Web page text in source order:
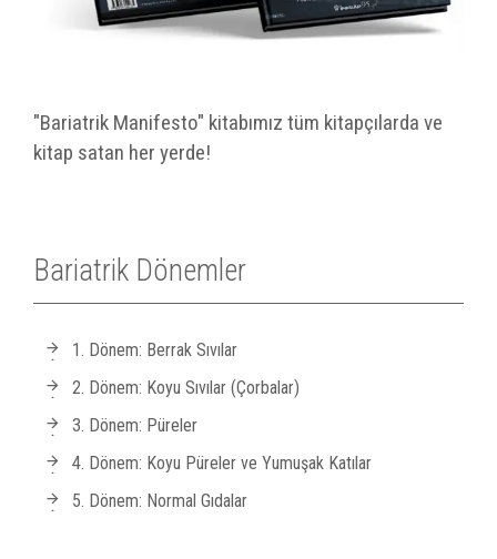
"Bariatrik Manifesto" kitabımız tüm kitapçılarda ve
kitap satan her yerde!
Bariatrik Dönemler
1. Dönem: Berrak Sıvılar
2. Dönem: Koyu Sıvılar (Çorbalar)
3. Dönem: Püreler
4. Dönem: Koyu Püreler ve Yumuşak Katılar
5. Dönem: Normal Gıdalar